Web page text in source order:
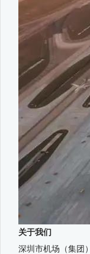
关于我们
深圳市机场（集团